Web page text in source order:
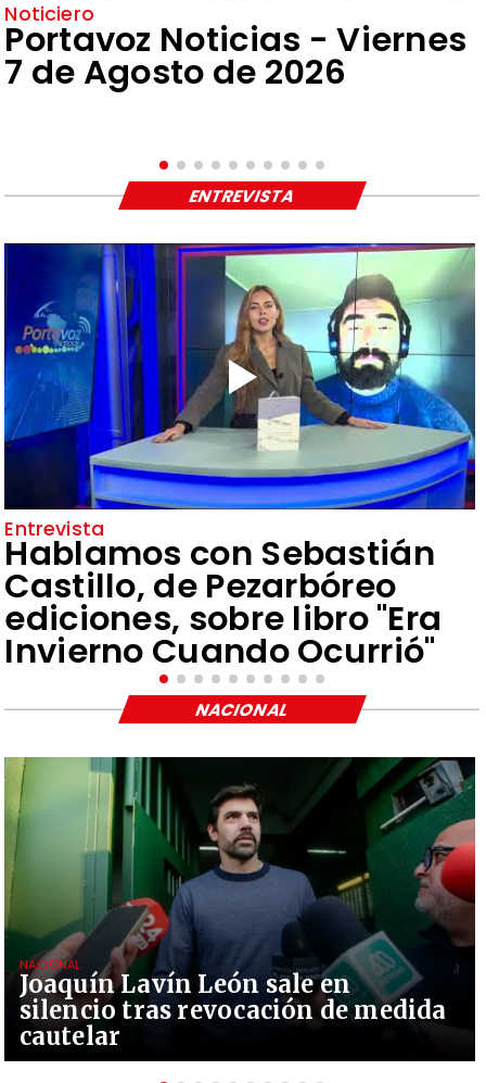
Noticiero
Portavoz Noticias - Viernes
7 de Agosto de 2026
Entrevista
Hablamos con Sebastián
Castillo, de Pezarbóreo
ediciones, sobre libro "Era
Invierno Cuando Ocurrió"
ENTREVISTA
Joaquín Lavín León sale en
silencio tras revocación de medida
cautelar
NACIONAL
NACIONAL